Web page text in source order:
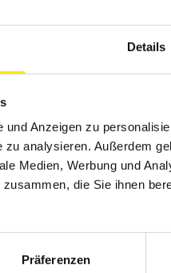
Details
Anzeigen zu
zu analysieren. Außerdem
Medien, Werbung und
die Sie ihnen
Präferenzen
Tools, die du dir
und effizient zu